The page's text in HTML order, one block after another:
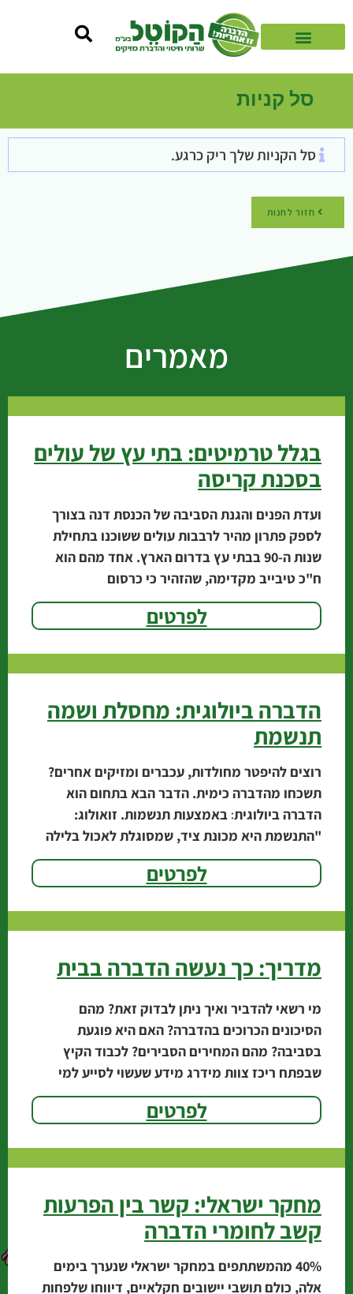
סל קניות
סל הקניות שלך ריק כרגע.
חזור לחנות
מאמרים
בגלל טרמיטים: בתי עץ של עולים
בסכנת קריסה
ועדת הפנים והגנת הסביבה של הכנסת דנה בצורך
לספק פתרון מהיר לרבבות עולים ששוכנו בתחילת
שנות ה-90 בבתי עץ בדרום הארץ. אחד מהם הוא
ח"כ טיבייב מקדימה, שהזהיר כי כרסום
לפרטים
הדברה ביולוגית: מחסלת ושמה
תנשמת
רוצים להיפטר מחולדות, עכברים ומזיקים אחרים?
תשכחו מהדברה כימית. הדבר הבא בתחום הוא
הדברה ביולוגית׃ באמצעות תנשמות. זואולוג:
"התנשמת היא מכונת ציד, שמסוגלת לאכול בלילה
אחד 10 חולדות". אגרונום עיריית
לפרטים
מדריך: כך נעשה הדברה בבית
מי רשאי להדביר ואיך ניתן לבדוק זאת? מהם
הסיכונים הכרוכים בהדברה? האם היא פוגעת
בסביבה? מהם המחירים הסבירים? לכבוד הקיץ
שבפתח ריכז צוות מידרג מידע שעשוי לסייע למי
שמבקש להיפטר
לפרטים
מחקר ישראלי: קשר בין הפרעות
קשב לחומרי הדברה
‭40%‬ מהמשתתפים במחקר ישראלי שנערך בימים
אלה, כולם תושבי יישובים חקלאיים, דיווחו שלפחות